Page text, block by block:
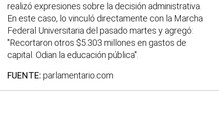
realizó expresiones sobre la decisión administrativa.
En este caso, lo vinculó directamente con la Marcha
Federal Universitaria del pasado martes y agregó:
"Recortaron otros $5.303 millones en gastos de
capital. Odian la educación pública".
FUENTE: parlamentario.com